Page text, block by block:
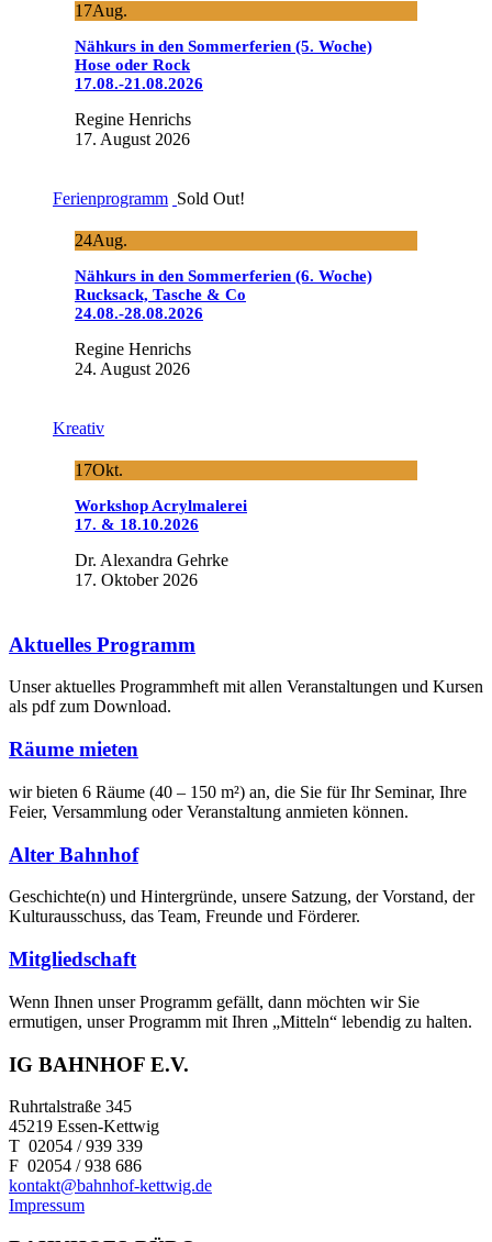
17Aug.
Nähkurs in den Sommerferien (5. Woche)
Hose oder Rock
17.08.-21.08.2026
Regine Henrichs
17. August 2026
Ferienprogramm Sold Out!
24Aug.
Nähkurs in den Sommerferien (6. Woche)
Rucksack, Tasche & Co
24.08.-28.08.2026
Regine Henrichs
24. August 2026
Kreativ
17Okt.
Workshop Acrylmalerei
17. & 18.10.2026
Dr. Alexandra Gehrke
17. Oktober 2026
Aktuelles Programm
Unser aktuelles Programmheft mit allen Veranstaltungen und Kursen
als pdf zum Download.
Räume mieten
wir bieten 6 Räume (40 – 150 m²) an, die Sie für Ihr Seminar, Ihre
Feier, Versammlung oder Veranstaltung anmieten können.
Alter Bahnhof
Geschichte(n) und Hintergründe, unsere Satzung, der Vorstand, der
Kulturausschuss, das Team, Freunde und Förderer.
Mitglied­schaft
Wenn Ihnen unser Programm gefällt, dann möchten wir Sie
ermutigen, unser Programm mit Ihren „Mitteln“ lebendig zu halten.
IG BAHNHOF E.V.
Ruhrtalstraße 345
45219 Essen-Kettwig
T 02054 / 939 339
F 02054 / 938 686
kontakt@bahnhof-kettwig.de
Impressum